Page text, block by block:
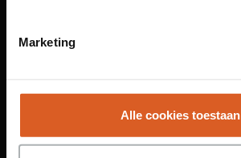
Marketing
Alle cookies toestaan
Locaties
Amsterdam
Groningen